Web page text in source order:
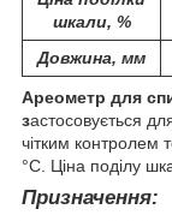
шкали, %
Довжина, мм
Ареометр для
застосовується
чітким контролем
°С. Ціна поділу
Призначення: